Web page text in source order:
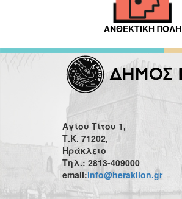
ΑΝΘΕΚΤΙΚΗ ΠΟΛΗ
Αγίου Τίτου 1,
Τ.Κ. 71202,
Ηράκλειο
Τηλ.: 2813-409000
email:info@heraklion.gr